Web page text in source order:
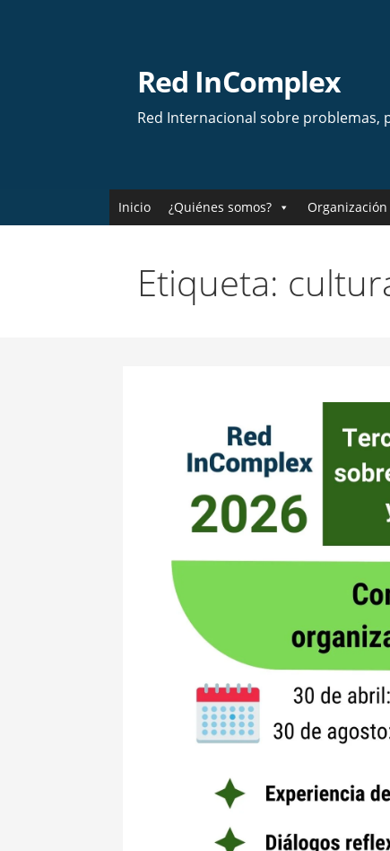
Red InComplex
Red Internacional sobre problemas,
Inicio ¿Quiénes somos?
Etiqueta: